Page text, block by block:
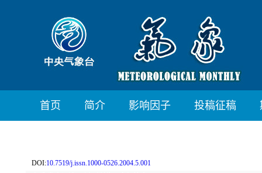
首页 简介 影响因子 投稿征稿
DOI:10.7519/j.issn.1000-0526.2004.5.001